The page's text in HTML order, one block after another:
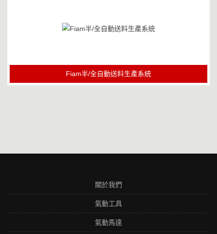
Fiam半/全自動送料生產系統
關於我們
氣動工具
氣動馬達